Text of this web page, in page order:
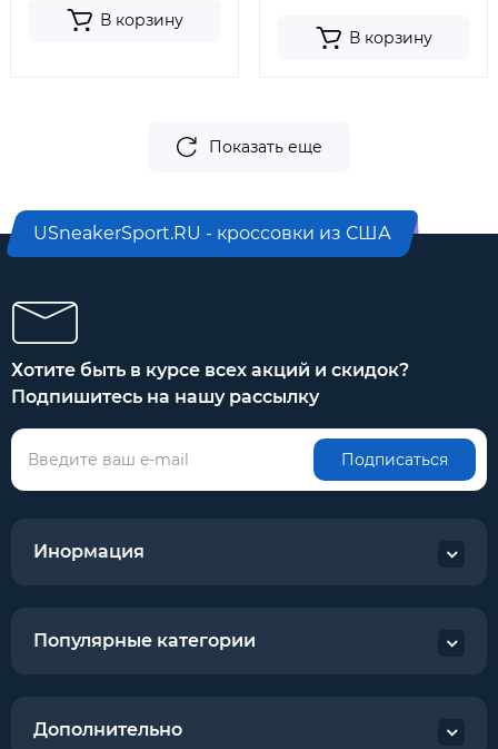
В корзину
В корзину
Показать еще
USneakerSport.RU - кроссовки из США
Хотите быть в курсе всех акций и скидок?
Подпишитесь на нашу рассылку
Подписаться
Инормация
Популярные категории
Дополнительно